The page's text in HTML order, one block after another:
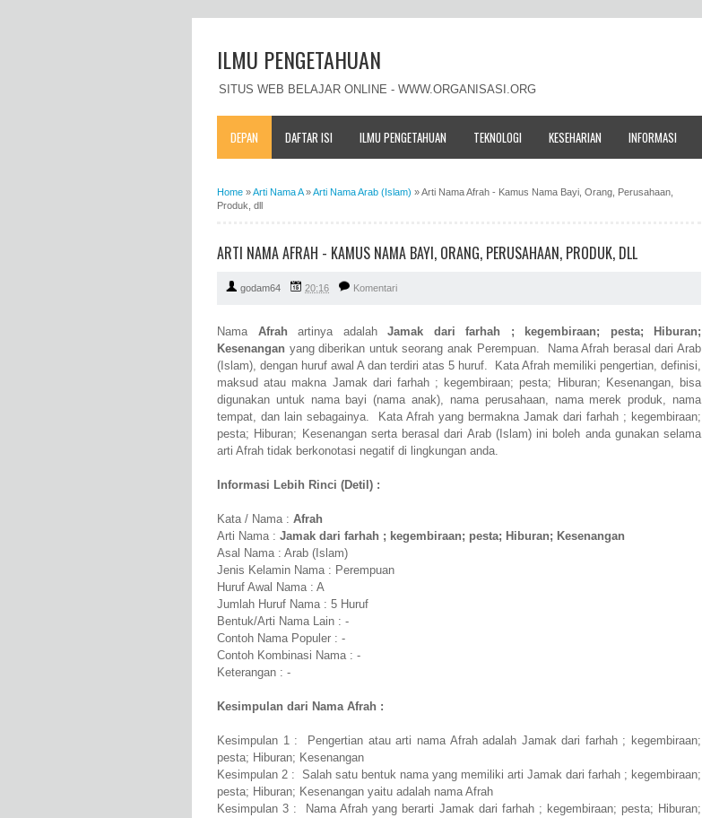
ILMU PENGETAHUAN
SITUS WEB BELAJAR ONLINE - WWW.ORGANISASI.ORG
DEPAN DAFTAR ISI ILMU PENGETAHUAN TEKNOLOGI KESEHARIAN INFORMASI
Home »Arti Nama A»Arti Nama Arab (Islam) »Arti Nama Afrah - Kamus Nama Bayi, Orang, Perusahaan,
Produk, dll
ARTI NAMA AFRAH - KAMUS NAMA BAYI, ORANG, PERUSAHAAN, PRODUK, DLL
godam64 20:16 Komentari
Nama Afrah artinya adalah Jamak dari farhah ; kegembiraan; pesta; Hiburan;
Kesenangan yang diberikan untuk seorang anak Perempuan. Nama Afrah berasal dari Arab
(Islam), dengan huruf awal A dan terdiri atas 5 huruf. Kata Afrah memiliki pengertian, definisi,
maksud atau makna Jamak dari farhah ; kegembiraan; pesta; Hiburan; Kesenangan, bisa
digunakan untuk nama bayi (nama anak), nama perusahaan, nama merek produk, nama
tempat, dan lain sebagainya. Kata Afrah yang bermakna Jamak dari farhah ; kegembiraan;
pesta; Hiburan; Kesenangan serta berasal dari Arab (Islam) ini boleh anda gunakan selama
arti Afrah tidak berkonotasi negatif di lingkungan anda.
Informasi Lebih Rinci (Detil) :
Kata / Nama : Afrah
Arti Nama : Jamak dari farhah ; kegembiraan; pesta; Hiburan; Kesenangan
Asal Nama : Arab (Islam)
Jenis Kelamin Nama : Perempuan
Huruf Awal Nama : A
Jumlah Huruf Nama : 5 Huruf
Bentuk/Arti Nama Lain : -
Contoh Nama Populer : -
Contoh Kombinasi Nama : -
Keterangan : -
Kesimpulan dari Nama Afrah :
Kesimpulan 1 : Pengertian atau arti nama Afrah adalah Jamak dari farhah ; kegembiraan;
pesta; Hiburan; Kesenangan
Kesimpulan 2 : Salah satu bentuk nama yang memiliki arti Jamak dari farhah ; kegembiraan;
pesta; Hiburan; Kesenangan yaitu adalah nama Afrah
Kesimpulan 3 : Nama Afrah yang berarti Jamak dari farhah ; kegembiraan; pesta; Hiburan;